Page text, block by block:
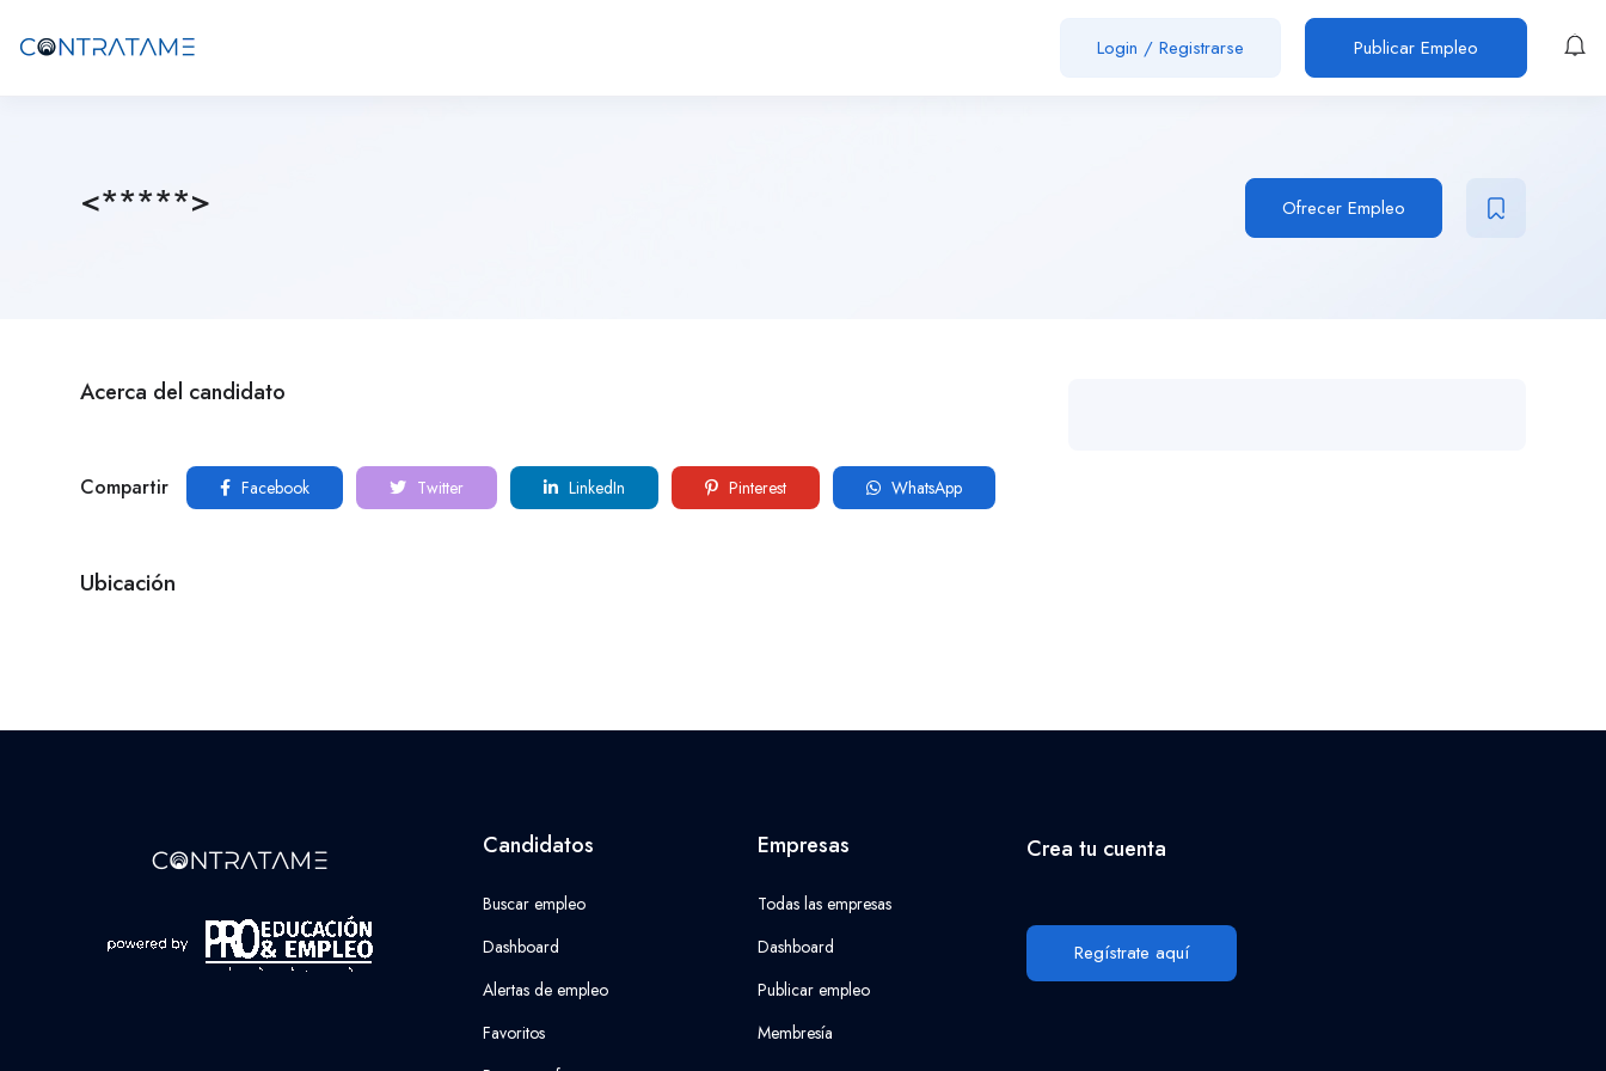
Login / Registrarse Publicar Empleo
<*****> Ofrecer Empleo
Acerca del candidato
Compartir Facebook Twitter LinkedIn Pinterest WhatsApp
Ubicación
Candidatos
Buscar empleo
Dashboard
Alertas de empleo
Favoritos
Empresas
Todas las empresas
Dashboard
Publicar empleo
Membresía
Crea tu cuenta
Regístrate aquí